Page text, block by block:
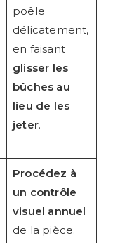
poêle
délicatement,
en faisant
glisser les
bûches au
lieu de les
jeter.
Procédez à
un contrôle
visuel annuel
de la pièce.